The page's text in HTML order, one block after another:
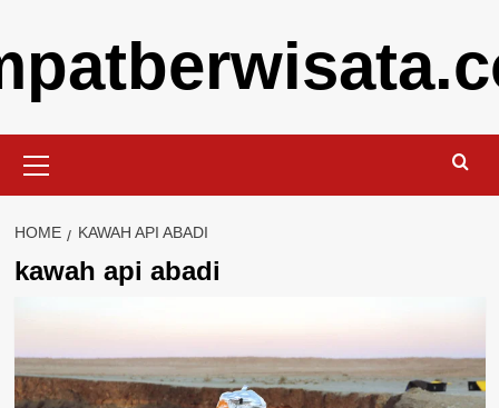
content
Menu
HOME KAWAH API ABADI
kawah api abadi